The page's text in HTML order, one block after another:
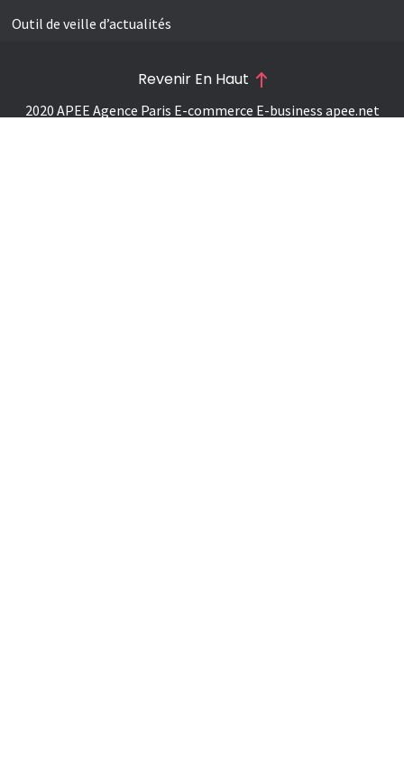
Outil de veille d’actualités
2020 APEE Agence Paris E-commerce E-business apee.net
Revenir En Haut